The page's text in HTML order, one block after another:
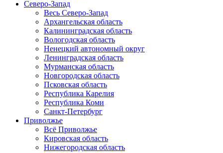
Северо-Запад
Весь Северо-Запад
Архангельская область
Калининградская область
Вологодская область
Ненецкий автономный округ
Ленинградская область
Мурманская область
Новгородская область
Псковская область
Республика Карелия
Республика Коми
Санкт-Петербург
Приволжье
Всё Приволжье
Кировская область
Нижегородская область